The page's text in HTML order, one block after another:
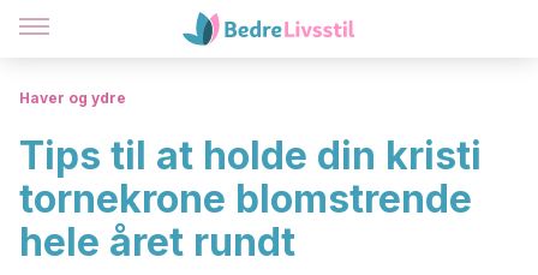
Haver og ydre
Tips til at holde din kristi
tornekrone blomstrende
hele året rundt